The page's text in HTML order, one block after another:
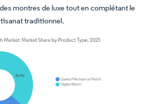
montres de luxe tout en complétant le
traditionnel.